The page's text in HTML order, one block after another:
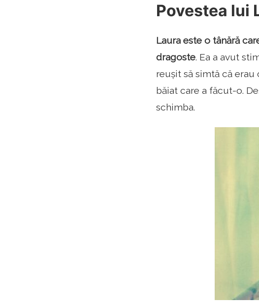
Povestea lui
Laura este o tânără
dragoste. Ea a avut
reușit să simtă că
băiat care a făcut-o.
schimba.